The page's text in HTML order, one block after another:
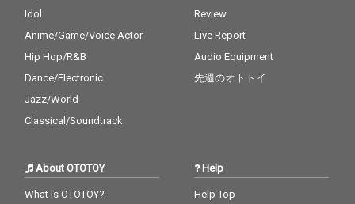
Idol
Anime/Game/Voice Actor
Hip Hop/R&B
Dance/Electronic
Jazz/World
Classical/Soundtrack
Review
Live Report
Audio Equipment
先週のオトトイ
About OTOTOY
What is OTOTOY?
Help
Help Top